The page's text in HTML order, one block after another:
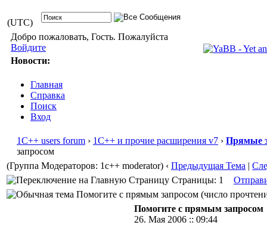
(UTC)
Добро пожаловать, Гость. Пожалуйста
Войдите
Новости:
Главная
Справка
Поиск
Вход
1С++ users forum › 1С++ и прочие расширения v7 › Прямые
запросом
(Группа Модераторов: 1c++ moderator) ‹ Предыдущая Тема |
Страницы: 1
Помогите с прямым запросом (число
Помогите с прямым запросом
26. Мая 2006 :: 09:44